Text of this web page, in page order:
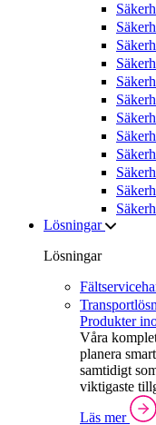
Lösningar
Lösningar
Produkter
Våra
planera
samtidigt
viktigaste
Läs mer